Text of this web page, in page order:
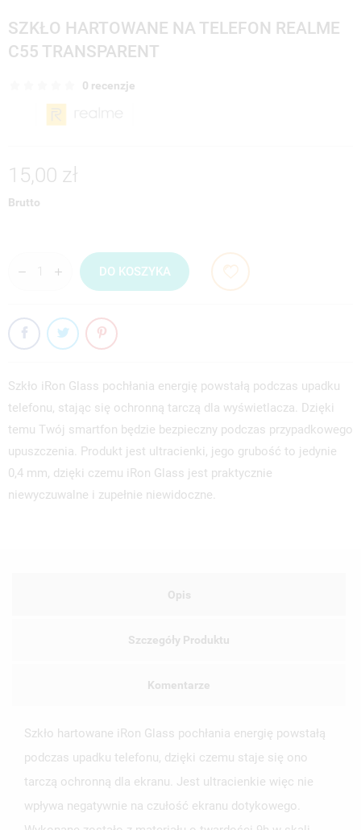
SZKŁO HARTOWANE NA TELEFON REALME
C55 TRANSPARENT
0 recenzje
15,00 zł
Brutto
DO KOSZYKA
Szkło iRon Glass pochłania energię powstałą podczas upadku
telefonu, stając się ochronną tarczą dla wyświetlacza. Dzięki
temu Twój smartfon będzie bezpieczny podczas przypadkowego
upuszczenia. Produkt jest ultracienki, jego grubość to jedynie
0,4 mm, dzięki czemu iRon Glass jest praktycznie
niewyczuwalne i zupełnie niewidoczne.
Opis
Szczegóły Produktu
Komentarze
Szkło hartowane iRon Glass pochłania energię powstałą
podczas upadku telefonu, dzięki czemu staje się ono
tarczą ochronną dla ekranu. Jest ultracienkie więc nie
wpływa negatywnie na czułość ekranu dotykowego.